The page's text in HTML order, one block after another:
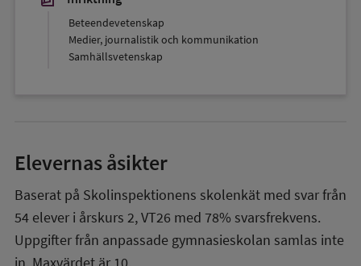
Beteendevetenskap
Medier, journalistik och kommunikation
Samhällsvetenskap
Elevernas åsikter
Baserat på Skolinspektionens skolenkät med svar från
54 elever i årskurs 2,VT26 med 78% svarsfrekvens.
Uppgifter från anpassade gymnasieskolan samlas inte
in. Maxvärdet är 10.